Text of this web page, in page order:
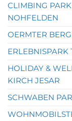
CLIMBING
NOHFELDEN
OERMTER
HOLIDAY &
KIRCH JESAR
SCHWABEN